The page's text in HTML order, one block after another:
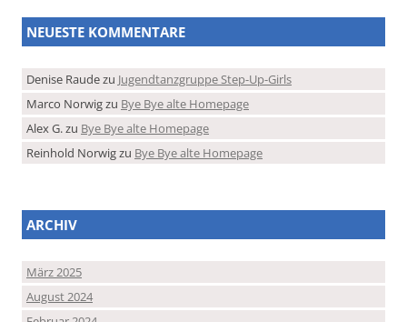
NEUESTE KOMMENTARE
Denise Raudezu Jugendtanzgruppe Step-Up-Girls
Marco Norwigzu Bye Bye alte Homepage
Alex G.zu Bye Bye alte Homepage
Reinhold Norwigzu Bye Bye alte Homepage
ARCHIV
März 2025
August 2024